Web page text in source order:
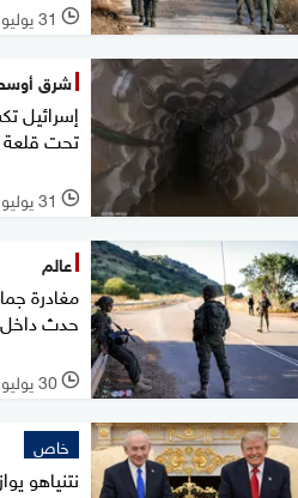
l 31 يوليو 2026
شرق
إسرائيل
تحت
l 31 يوليو 2026
عالم
مغادرة
حدث
l 30 يوليو 2026
خاص
نتنياهو